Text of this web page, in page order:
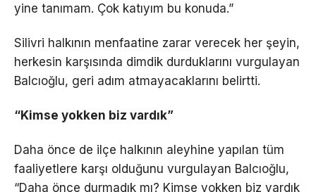
yine tanımam. Çok katıyım bu konuda.”
Silivri halkının menfaatine zarar verecek her şeyin,
herkesin karşısında dimdik durduklarını vurgulayan
Balcıoğlu, geri adım atmayacaklarını belirtti.
“Kimse yokken biz vardık”
Daha önce de ilçe halkının aleyhine yapılan tüm
faaliyetlere karşı olduğunu vurgulayan Balcıoğlu,
“Daha önce durmadık mı? Kimse yokken biz vardık